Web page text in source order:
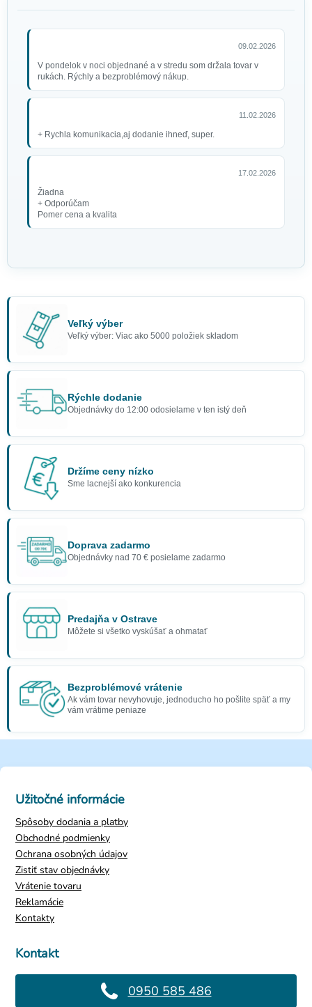
09.02.2026
V pondelok v noci objednané a v stredu som držala tovar v
rukách. Rýchly a bezproblémový nákup.
11.02.2026
+ Rychla komunikacia,aj dodanie ihneď, super.
17.02.2026
Žiadna
+ Odporúčam
Pomer cena a kvalita
Veľký výber
Veľký výber: Viac ako 5000 položiek skladom
Rýchle dodanie
Objednávky do 12:00 odosielame v ten istý deň
Držíme ceny nízko
Sme lacnejší ako konkurencia
Doprava zadarmo
Objednávky nad 70 € posielame zadarmo
Predajňa v Ostrave
Môžete si všetko vyskúšať a ohmatať
Bezproblémové vrátenie
Ak vám tovar nevyhovuje, jednoducho ho pošlite späť a my
vám vrátime peniaze
Kontakt
0950 585 486
Užitočné informácie
Spôsoby dodania a platby
Obchodné podmienky
Ochrana osobných údajov
Zistiť stav objednávky
Vrátenie tovaru
Reklamácie
Kontakty